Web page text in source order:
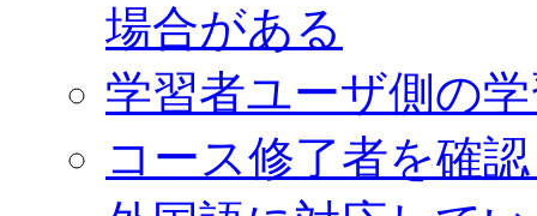
場合がある
学習者ユーザ側の
コース修了者を確